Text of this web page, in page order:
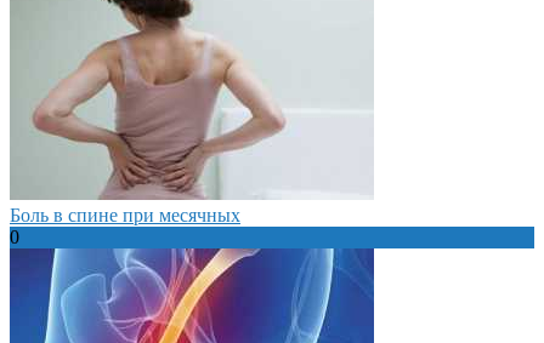
Боль в спине при месячных
0